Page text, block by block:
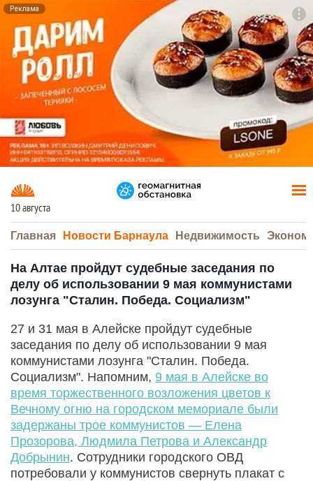
Реклама
10 августа
Главная Новости Барнаула Недвижимость
На Алтае пройдут судебные заседания по
делу об использовании 9 мая коммунистами
лозунга "Сталин. Победа. Социализм"
27 и 31 мая в Алейске пройдут судебные
заседания по делу об использовании 9 мая
коммунистами лозунга "Сталин. Победа.
Социализм". Напомним, 9 мая в Алейске во
время торжественного возложения цветов к
Вечному огню на городском мемориале были
задержаны трое коммунистов — Елена
Прозорова, Людмила Петрова и Александр
Добрынин. Сотрудники городского ОВД
потребовали у коммунистов свернуть плакат с